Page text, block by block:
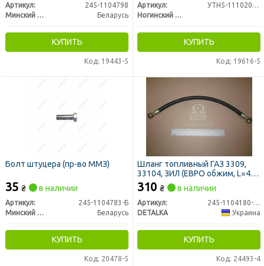
Артикул:
245-1104798
Минский Моторный Завод
Беларусь
КУПИТЬ
Код: 19443-5
Артикул:
УТН5-1110200-В
Ногинский Завод Топливной Аппаратуры
КУПИТЬ
Код: 19616-5
Болт штуцера (пр-во ММЗ)
35 ₴ в наличии
Артикул:
245-1104783-Б
Минский Моторный Завод
Беларусь
КУПИТЬ
Код: 20478-5
Шланг топливный ГАЗ 3309,
33104, ЗИЛ (ЕВРО обжим, L=455
мм, дв. ММЗ 245 ЕВРО-2)
(DETALKA)
310 ₴ в наличии
Артикул:
245-1104180-В-03
DETALKA
Украина
КУПИТЬ
Код: 24493-4